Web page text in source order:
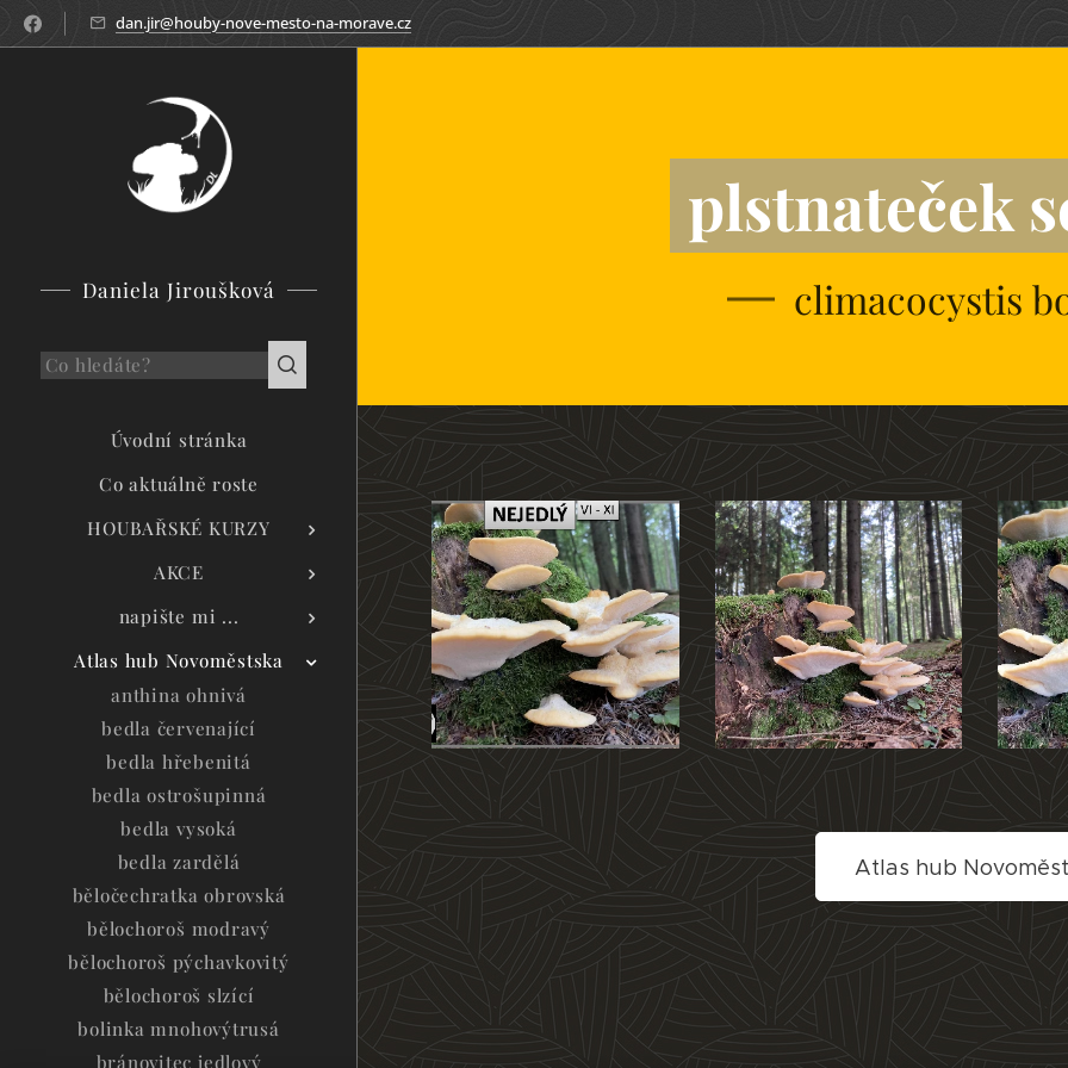
dan.jir@houby-nove-mesto-na-morave.cz
Daniela Jiroušková
Úvodní stránka
Co aktuálně roste
HOUBAŘSKÉ KURZY
AKCE
napište mi ...
Atlas hub Novoměstska
anthina ohnivá
bedla červenající
bedla hřebenitá
bedla ostrošupinná
bedla vysoká
bedla zardělá
běločechratka obrovská
bělochoroš modravý
bělochoroš pýchavkovitý
bělochoroš slzící
bolinka mnohovýtrusá
bránovitec jedlový
plstnateček
climacocystis
Atlas hub